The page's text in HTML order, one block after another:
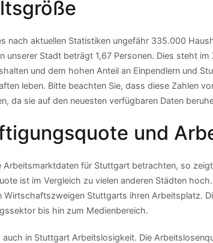
nach aktuellen Statistiken ungefähr 335.000
unserer Stadt beträgt 1,67 Personen. Dies steht
und dem hohen Anteil an Einpendlern und
leben. Bitte beachten Sie, dass diese Zahlen
da sie auf den neuesten verfügbaren Daten
und
Arbeitsmarktdaten für Stuttgart betrachten, so
ist im Vergleich zu vielen anderen Städten
Wirtschaftszweigen Stuttgarts ihren Arbeitsplatz.
bis hin zum Medienbereich.
auch in Stuttgart Arbeitslosigkeit. Die